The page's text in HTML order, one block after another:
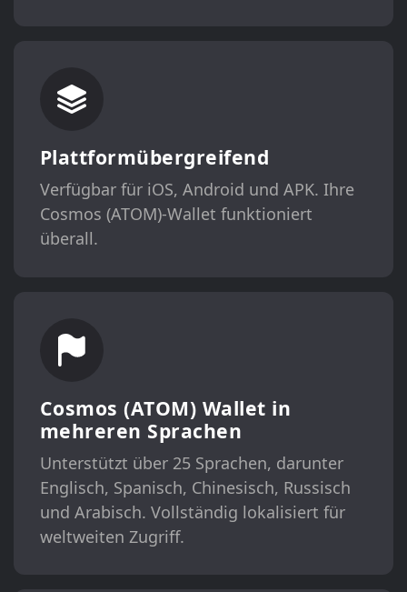
Plattformübergreifend
Verfügbar für iOS, Android und APK. Ihre
Cosmos (ATOM)-Wallet funktioniert
überall.
Cosmos (ATOM) Wallet in
mehreren Sprachen
Unterstützt über 25 Sprachen, darunter
Englisch, Spanisch, Chinesisch, Russisch
und Arabisch. Vollständig lokalisiert für
weltweiten Zugriff.